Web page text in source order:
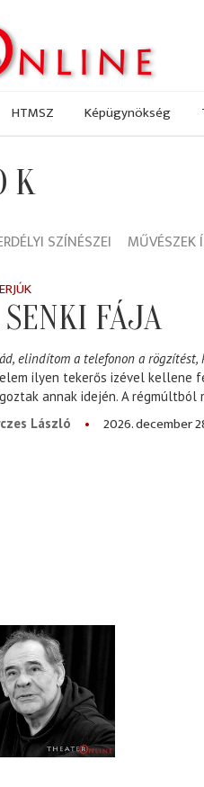
HTMSZ Képügynökség
SZÍNÉSZEI MŰVÉSZEK
FÁJA
elindítom a telefonon a rögzítést,
ilyen tekerős izével kellene
annak idején. A régmúltból
László
2026. december